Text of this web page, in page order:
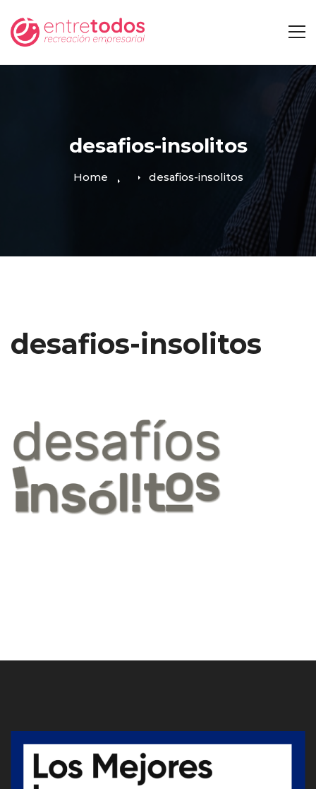
desafios-insolitos
Home desafios-insolitos
desafios-insolitos